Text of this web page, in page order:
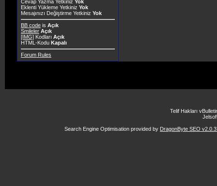
Cevap Yazma Yetkiniz Yok
Eklenti Yükleme Yetkiniz Yok
Mesajınızı Değiştirme Yetkiniz Yok
BB code is Açık
Smileler Açık
[IMG] Kodları Açık
HTML-Kodu Kapalı
Forum Rules
Telif Hakları
Search Engine Optimisation provided by DragonByte SEO